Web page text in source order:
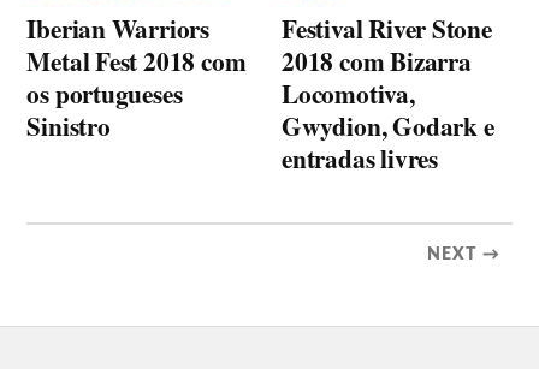
Iberian Warriors
Metal Fest 2018 com
os portugueses
Sinistro
Festival River Stone
2018 com Bizarra
Locomotiva,
Gwydion, Godark e
entradas livres
NEXT →